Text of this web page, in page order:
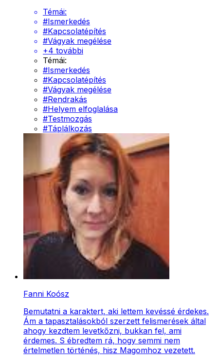
Témái:
#Ismerkedés
#Kapcsolatépítés
#Vágyak megélése
+4 további
Témái:
#Ismerkedés
#Kapcsolatépítés
#Vágyak megélése
#Rendrakás
#Helyem elfoglalása
#Testmozgás
#Táplálkozás
Fanni Koósz
Bemutatni a karaktert, aki lettem kevéssé érdekes.
Ám a tapasztalásokból szerzett felismerések által
ahogy kezdtem levetkőzni, bukkan fel, ami
érdemes. S ébredtem rá, hogy semmi nem
értelmetlen történés, hisz Magomhoz vezetett.